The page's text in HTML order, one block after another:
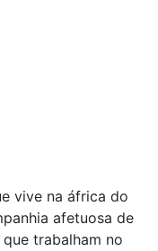
vive na áfrica do
afetuosa de
trabalham no